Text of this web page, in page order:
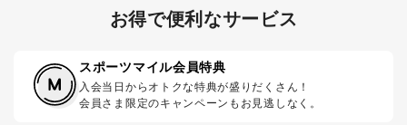
お得で便利なサービス
スポーツマイル会員特典
入会当日からオトクな特典が盛りだくさん！
会員さま限定のキャンペーンもお見逃しなく。